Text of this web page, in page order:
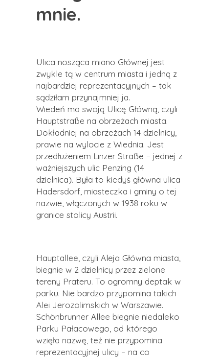
mnie.
Ulica nosząca miano Głównej jest
zwykle tą w centrum miasta i jedną z
najbardziej reprezentacyjnych – tak
sądziłam przynajmniej ja.
Wiedeń ma swoją Ulicę Główną, czyli
Hauptstraße na obrzeżach miasta.
Dokładniej na obrzeżach 14 dzielnicy,
prawie na wylocie z Wiednia. Jest
przedłużeniem Linzer Straße – jednej z
ważniejszych ulic Penzing (14
dzielnica). Była to kiedyś główna ulica
Hadersdorf, miasteczka i gminy o tej
nazwie, włączonych w 1938 roku w
granice stolicy Austrii.
Hauptallee, czyli Aleja Główna miasta,
biegnie w 2 dzielnicy przez zielone
tereny Prateru. To ogromny deptak w
parku. Nie bardzo przypomina takich
Alei Jerozolimskich w Warszawie.
Schönbrunner Allee biegnie niedaleko
Parku Pałacowego, od którego
wzięła nazwę, też nie przypomina
reprezentacyjnej ulicy – na co